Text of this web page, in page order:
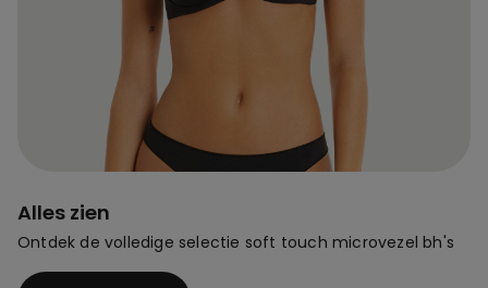
Alles zien
Ontdek de volledige selectie soft touch microvezel bh's